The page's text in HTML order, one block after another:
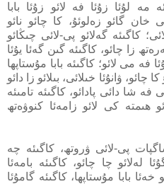
مە لۇئا زۇئا فە لائو زۇئا بابا
خان گائو زەلوئۇ، كا چائو نائو
كاگىئە گەلائو پى-لائى چىڭائو
زا چائو، كاگىئە گىن گەئا يۇئا
فە مى لائو؛ كاگىئە بابا مۇستاپھا
ۋانۇئا خىلائى، بىلائو زا دائو
فە شا دائى پادائو، كاگىئە تامىئە
ھىمتە كى لائو زامەئا كنوۋەتھ
پى-لائى ۋروتھ، كاگىئە چە
لەلائو چا چائو، كاگىئە بامەئا
خەئا بابا مۇستاپھا، كاگىئە گامۇئا